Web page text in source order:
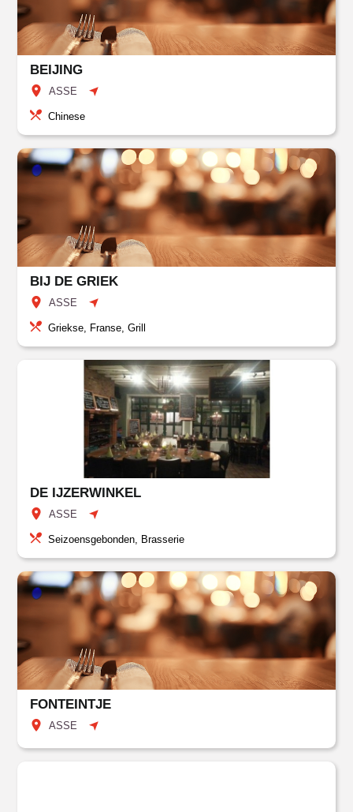
BEIJING
ASSE
Chinese
BIJ DE GRIEK
ASSE
Griekse, Franse, Grill
DE IJZERWINKEL
ASSE
Seizoensgebonden, Brasserie
FONTEINTJE
ASSE